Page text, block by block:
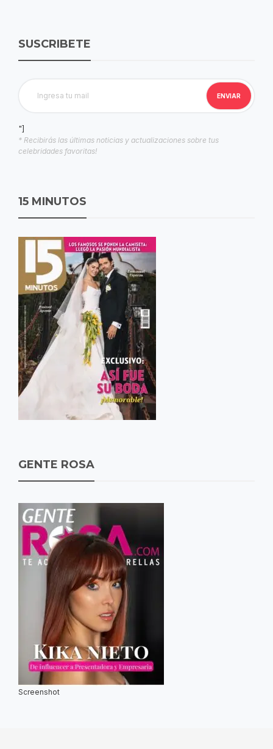
SUSCRIBETE
"]
* Recibirás las últimas noticias y actualizaciones sobre tus
celebridades favoritas!
15 MINUTOS
GENTE ROSA
Screenshot